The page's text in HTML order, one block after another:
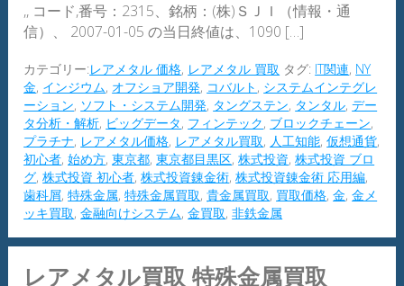
,, コード,番号：2315、銘柄：(株)ＳＪＩ（情報・通
信）、 2007-01-05 の当日終値は、1090 […]
カテゴリー:レアメタル 価格, レアメタル 買取 タグ: IT関連, NY
金, インジウム, オフショア開発, コバルト , システムインテグレ
ーション, ソフト・システム開発, タングステン, タンタル,デー
タ分析・解析, ビッグデータ, フィンテック, ブロックチェーン,
プラチナ, レアメタル価格, レアメタル買取, 人工知能,仮想通貨,
初心者,始め方,東京都,東京都目黒区,株式投資,株式投資 ブロ
グ,株式投資 初心者,株式投資錬金術,株式投資錬金術 応用編,
歯科屑,特殊金属,特殊金属買取,貴金属買取, 買取価格,金,金メ
ッキ買取,金融向けシステム,金買取,非鉄金属
レアメタル買取 特殊金属買取